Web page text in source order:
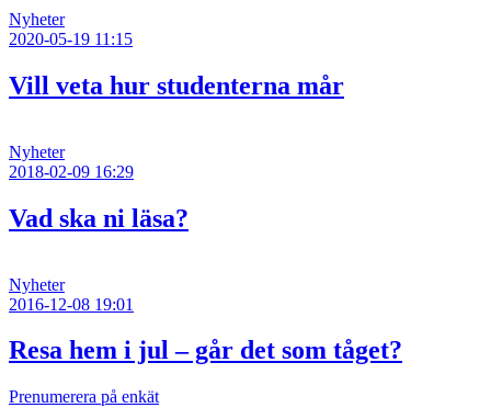
Nyheter
2020-05-19 11:15
Vill veta hur studenterna mår
Nyheter
2018-02-09 16:29
Vad ska ni läsa?
Nyheter
2016-12-08 19:01
Resa hem i jul – går det som tåget?
Prenumerera på enkät